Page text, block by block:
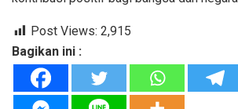
Post Views: 2,915
Bagikan ini :